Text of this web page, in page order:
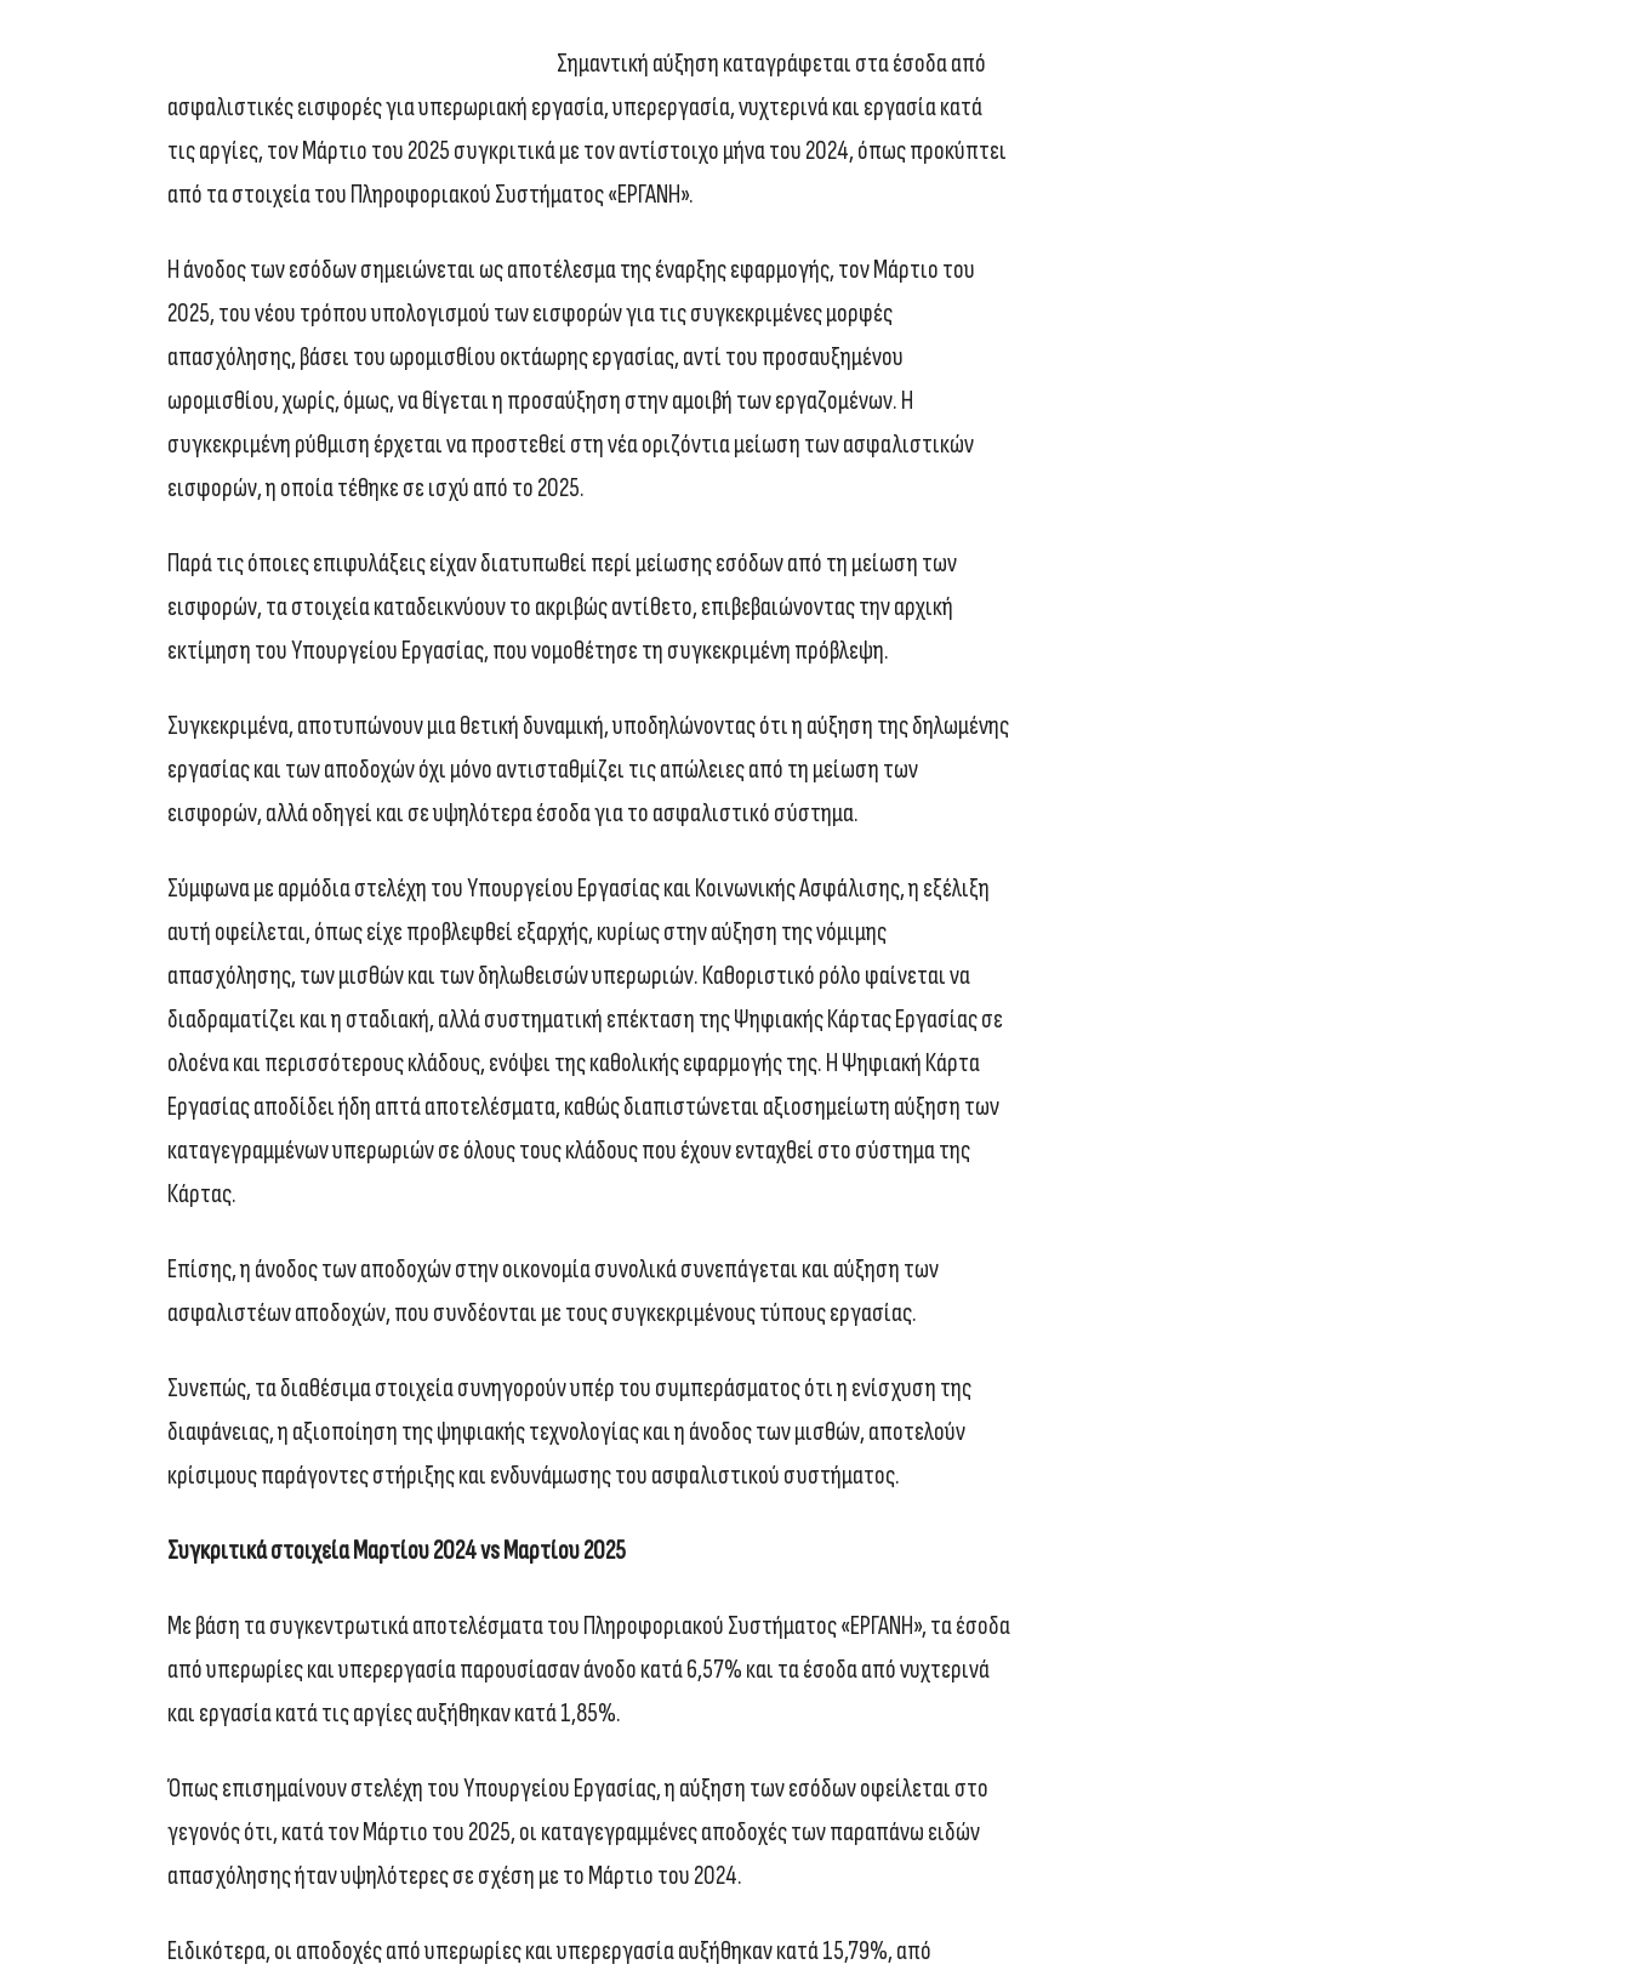
Σημαντική αύξηση καταγράφεται στα έσοδα από
ασφαλιστικές εισφορές για υπερωριακή εργασία, υπερεργασία, νυχτερινά και εργασία κατά
τις αργίες, τον Μάρτιο του 2025 συγκριτικά με τον αντίστοιχο μήνα του 2024, όπως προκύπτει
από τα στοιχεία του Πληροφοριακού Συστήματος «ΕΡΓΑΝΗ».
Η άνοδος των εσόδων σημειώνεται ως αποτέλεσμα της έναρξης εφαρμογής, τον Μάρτιο του
2025, του νέου τρόπου υπολογισμού των εισφορών για τις συγκεκριμένες μορφές
απασχόλησης, βάσει του ωρομισθίου οκτάωρης εργασίας, αντί του προσαυξημένου
ωρομισθίου, χωρίς, όμως, να θίγεται η προσαύξηση στην αμοιβή των εργαζομένων. Η
συγκεκριμένη ρύθμιση έρχεται να προστεθεί στη νέα οριζόντια μείωση των ασφαλιστικών
εισφορών, η οποία τέθηκε σε ισχύ από το 2025.
Παρά τις όποιες επιφυλάξεις είχαν διατυπωθεί περί μείωσης εσόδων από τη μείωση των
εισφορών, τα στοιχεία καταδεικνύουν το ακριβώς αντίθετο, επιβεβαιώνοντας την αρχική
εκτίμηση του Υπουργείου Εργασίας, που νομοθέτησε τη συγκεκριμένη πρόβλεψη.
Συγκεκριμένα, αποτυπώνουν μια θετική δυναμική, υποδηλώνοντας ότι η αύξηση της δηλωμένης
εργασίας και των αποδοχών όχι μόνο αντισταθμίζει τις απώλειες από τη μείωση των
εισφορών, αλλά οδηγεί και σε υψηλότερα έσοδα για το ασφαλιστικό σύστημα.
Σύμφωνα με αρμόδια στελέχη του Υπουργείου Εργασίας και Κοινωνικής Ασφάλισης, η εξέλιξη
αυτή οφείλεται, όπως είχε προβλεφθεί εξαρχής, κυρίως στην αύξηση της νόμιμης
απασχόλησης, των μισθών και των δηλωθεισών υπερωριών. Καθοριστικό ρόλο φαίνεται να
διαδραματίζει και η σταδιακή, αλλά συστηματική επέκταση της Ψηφιακής Κάρτας Εργασίας σε
ολοένα και περισσότερους κλάδους, ενόψει της καθολικής εφαρμογής της. Η Ψηφιακή Κάρτα
Εργασίας αποδίδει ήδη απτά αποτελέσματα, καθώς διαπιστώνεται αξιοσημείωτη αύξηση των
καταγεγραμμένων υπερωριών σε όλους τους κλάδους που έχουν ενταχθεί στο σύστημα της
Κάρτας.
Επίσης, η άνοδος των αποδοχών στην οικονομία συνολικά συνεπάγεται και αύξηση των
ασφαλιστέων αποδοχών, που συνδέονται με τους συγκεκριμένους τύπους εργασίας.
Συνεπώς, τα διαθέσιμα στοιχεία συνηγορούν υπέρ του συμπεράσματος ότι η ενίσχυση της
διαφάνειας, η αξιοποίηση της ψηφιακής τεχνολογίας και η άνοδος των μισθών, αποτελούν
κρίσιμους παράγοντες στήριξης και ενδυνάμωσης του ασφαλιστικού συστήματος.
Συγκριτικά στοιχεία Μαρτίου 2024 vs Μαρτίου 2025
Με βάση τα συγκεντρωτικά αποτελέσματα του Πληροφοριακού Συστήματος «ΕΡΓΑΝΗ», τα έσοδα
από υπερωρίες και υπερεργασία παρουσίασαν άνοδο κατά 6,57% και τα έσοδα από νυχτερινά
και εργασία κατά τις αργίες αυξήθηκαν κατά 1,85%.
Όπως επισημαίνουν στελέχη του Υπουργείου Εργασίας, η αύξηση των εσόδων οφείλεται στο
γεγονός ότι, κατά τον Μάρτιο του 2025, οι καταγεγραμμένες αποδοχές των παραπάνω ειδών
απασχόλησης ήταν υψηλότερες σε σχέση με το Μάρτιο του 2024.
Ειδικότερα, οι αποδοχές από υπερωρίες και υπερεργασία αυξήθηκαν κατά 15,79%, από